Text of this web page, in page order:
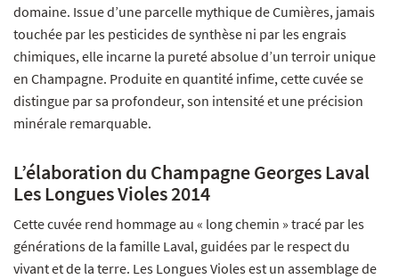
domaine. Issue d’une parcelle mythique de Cumières, jamais
touchée par les pesticides de synthèse ni par les engrais
chimiques, elle incarne la pureté absolue d’un terroir unique
en Champagne. Produite en quantité infime, cette cuvée se
distingue par sa profondeur, son intensité et une précision
minérale remarquable.
L’élaboration du Champagne Georges Laval
Les Longues Violes 2014
Cette cuvée rend hommage au « long chemin » tracé par les
générations de la famille Laval, guidées par le respect du
vivant et de la terre. Les Longues Violes est un assemblage de